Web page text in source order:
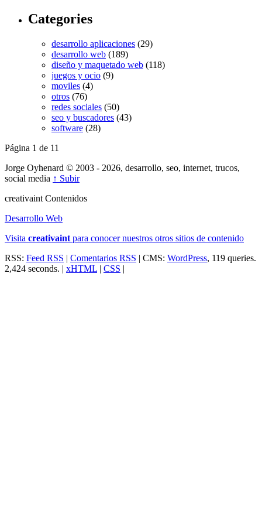
Categories
desarrollo aplicaciones (29)
desarrollo web (189)
diseño y maquetado web (118)
juegos y ocio (9)
moviles (4)
otros (76)
redes sociales (50)
seo y buscadores (43)
software (28)
Página 1 de 11
Jorge Oyhenard © 2003 - 2026, desarrollo, seo, internet, trucos,
social media ↑ Subir
creativaint Contenidos
Desarrollo Web
Visita creativaint para conocer nuestros otros sitios de contenido
RSS: Feed RSS | Comentarios RSS | CMS: WordPress, 119 queries.
2,424 seconds. | xHTML | CSS |